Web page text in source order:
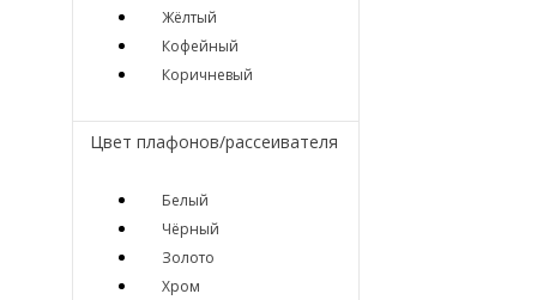
Жёлтый
Кофейный
Коричневый
Цвет плафонов/рассеивателя
Белый
Чёрный
Золото
Хром